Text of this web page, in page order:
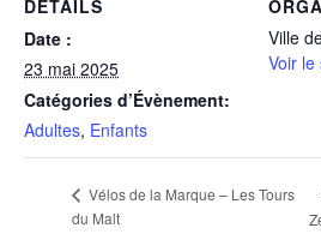
DÉTAILS
Date :
23 mai 2025
Catégories d’Évènement:
Adultes, Enfants
Ville
Voir
Vélos de la Marque – Les Tours
du Malt